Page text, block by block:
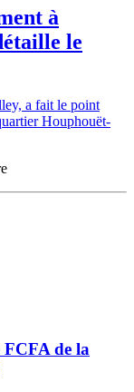
à
le
a fait le point
Houphouët-
de la